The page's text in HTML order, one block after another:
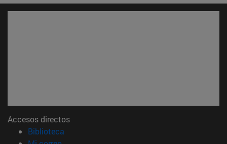
Accesos directos
Biblioteca